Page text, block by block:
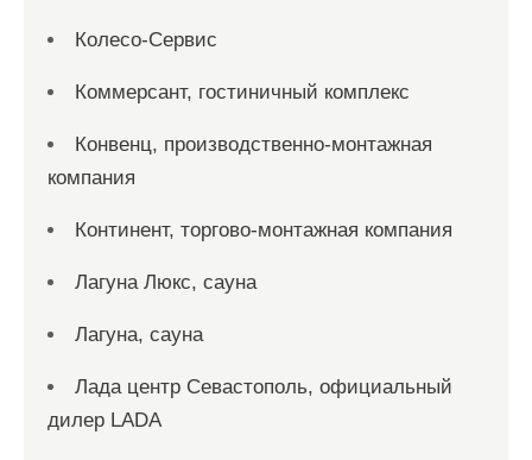
Колесо-Сервис
Коммерсант, гостиничный комплекс
Конвенц, производственно-монтажная
компания
Континент, торгово-монтажная компания
Лагуна Люкс, сауна
Лагуна, сауна
Лада центр Севастополь, официальный
дилер LADA